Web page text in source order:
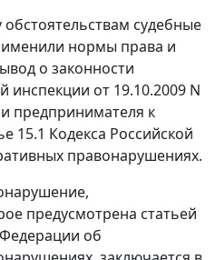
судебные
нормы права и
о законности
инспекции от 19.10.2009 N
предпринимателя к
15.1 Кодекса Российской
правонарушениях.
предусмотрена статьей
об